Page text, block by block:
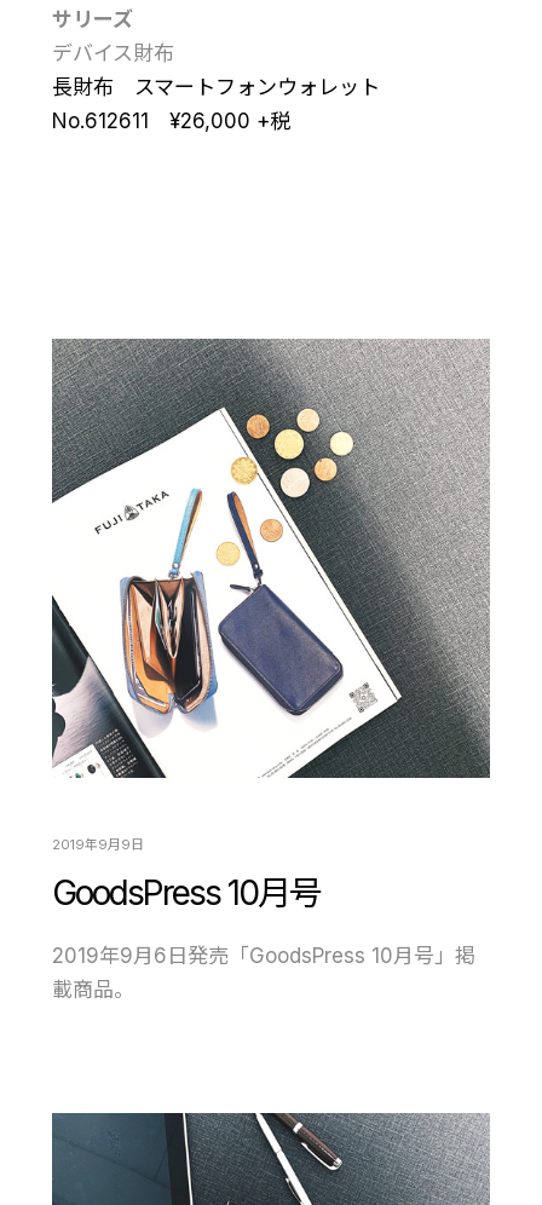
サリーズ
デバイス財布
長財布 スマートフォンウォレット
No.612611 ¥26,000 +税
2019年9月9日
GoodsPress 10月号
2019年9月6日発売「GoodsPress 10月号」掲
載商品。